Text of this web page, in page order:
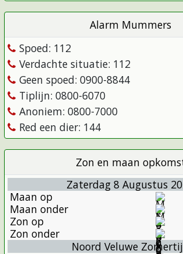
Alarm Mummers
Spoed: 112
Verdachte situatie: 112
Geen spoed: 0900-8844
Tiplijn: 0800-6070
Anoniem: 0800-7000
Red een dier: 144
Zon en maan
Zaterdag 8 Augustus
Maan op
Maan onder
Zon op
Zon onder
Noord Veluwe